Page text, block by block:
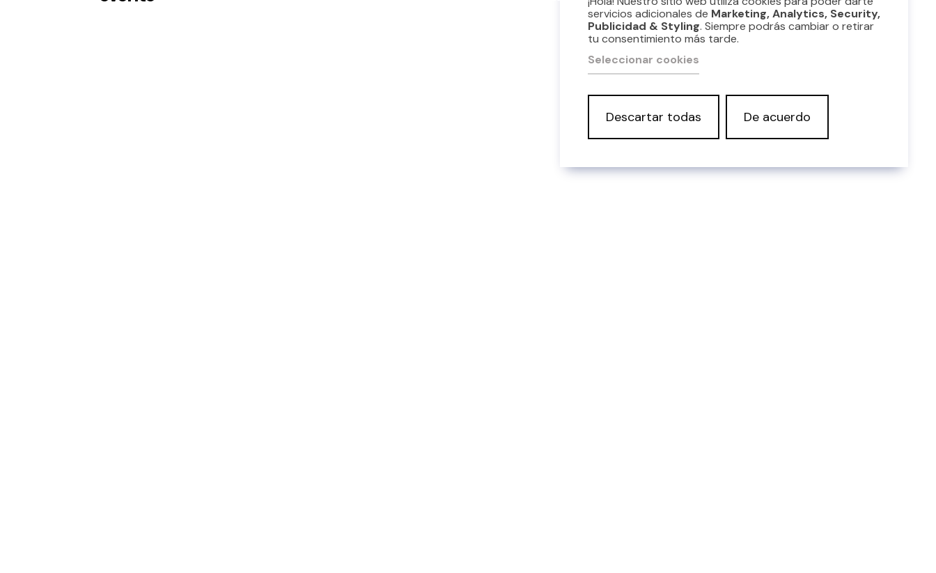
servicios adicionales de Marketing, Analytics, Security,
Publicidad & Styling. Siempre podrás cambiar o retirar
tu consentimiento más tarde.
Seleccionar cookies
Descartar todas De acuerdo